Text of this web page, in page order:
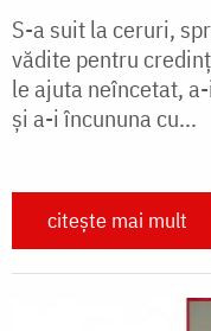
S-a suit la ceruri,
vădite pentru
le ajuta neîncetat,
și a-i încununa cu...
citește mai mult